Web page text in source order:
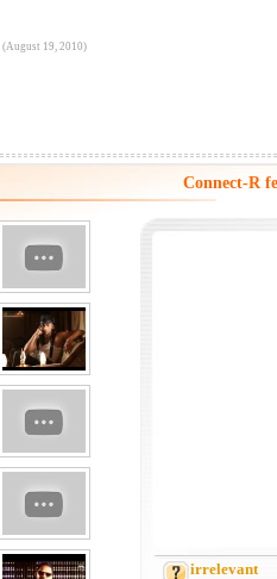
(August 19, 2010)
Connect-R
irrelevant